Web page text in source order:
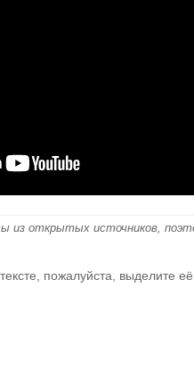
из открытых источников,
пожалуйста, выделите